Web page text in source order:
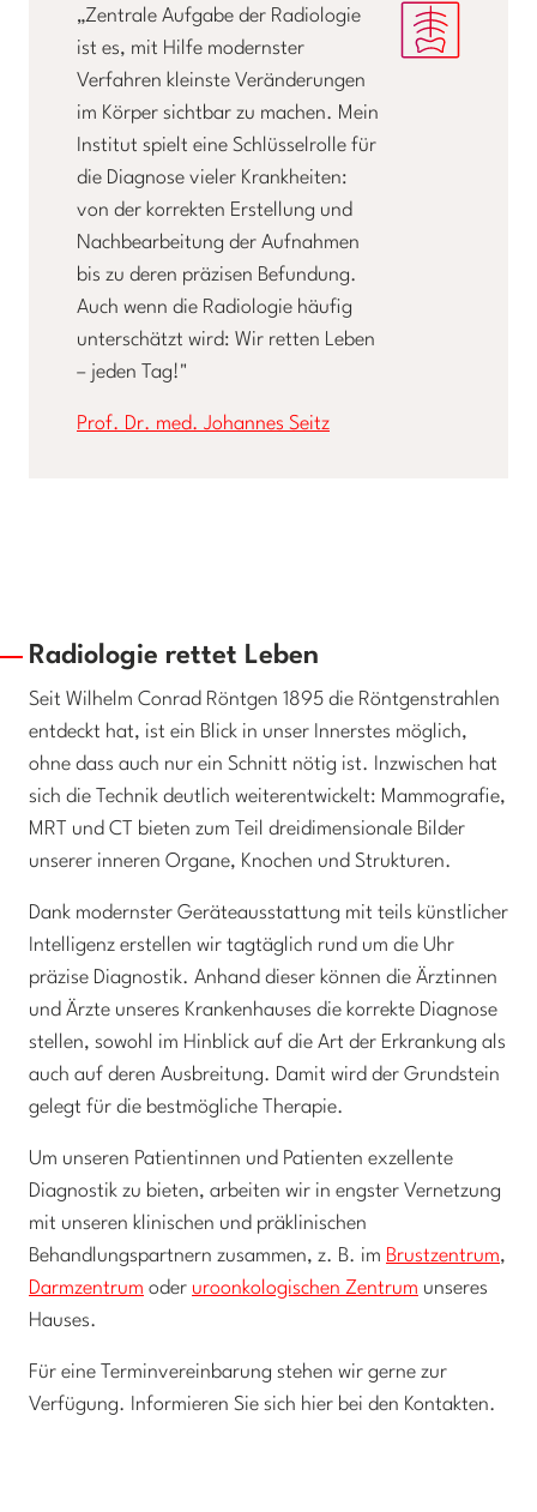
„Zentrale Aufgabe der Radiologie
ist es, mit Hilfe modernster
Verfahren kleinste Veränderungen
im Körper sichtbar zu machen. Mein
Institut spielt eine Schlüsselrolle für
die Diagnose vieler Krankheiten:
von der korrekten Erstellung und
Nachbearbeitung der Aufnahmen
bis zu deren präzisen Befundung.
Auch wenn die Radiologie häufig
unterschätzt wird: Wir retten Leben
– jeden Tag!"
Prof. Dr. med. Johannes Seitz
Radiologie rettet Leben
Seit Wilhelm Conrad Röntgen 1895 die Röntgenstrahlen
entdeckt hat, ist ein Blick in unser Innerstes möglich,
ohne dass auch nur ein Schnitt nötig ist. Inzwischen hat
sich die Technik deutlich weiterentwickelt: Mammografie,
MRT und CT bieten zum Teil dreidimensionale Bilder
unserer inneren Organe, Knochen und Strukturen.
Dank modernster Geräteausstattung mit teils künstlicher
Intelligenz erstellen wir tagtäglich rund um die Uhr
präzise Diagnostik. Anhand dieser können die Ärztinnen
und Ärzte unseres Krankenhauses die korrekte Diagnose
stellen, sowohl im Hinblick auf die Art der Erkrankung als
auch auf deren Ausbreitung. Damit wird der Grundstein
gelegt für die bestmögliche Therapie.
Um unseren Patientinnen und Patienten exzellente
Diagnostik zu bieten, arbeiten wir in engster Vernetzung
mit unseren klinischen und präklinischen
Behandlungspartnern zusammen, z. B. im Brustzentrum,
Darmzentrum oder uroonkologischen Zentrum unseres
Hauses.
Für eine Terminvereinbarung stehen wir gerne zur
Verfügung. Informieren Sie sich hier bei den Kontakten.